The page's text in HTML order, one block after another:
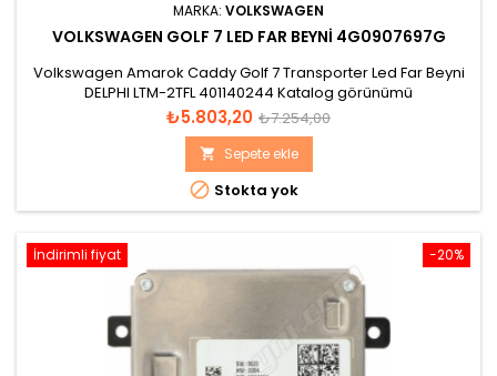
MARKA: VOLKSWAGEN
VOLKSWAGEN GOLF 7 LED FAR BEYNI 4G0907697G
Volkswagen Amarok Caddy Golf 7 Transporter Led Far Beyni
DELPHI LTM-2TFL 401140244 Katalog görünümü
Fiyat
₺5.803,20 Normal
fiyat
₺7.254,00
 Sepete ekle
 Stokta yok
-20%
İndirimli fiyat